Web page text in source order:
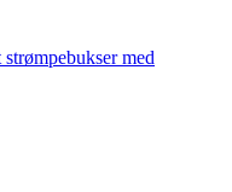
med